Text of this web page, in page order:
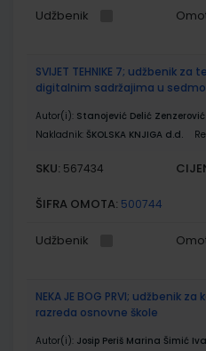
Udžbenik
SVIJET TEHNIKE 7; udžbenik
digitalnim sadržajima u
Autor(i): Stanojević Delić
Nakladnik: ŠKOLSKA KNJIGA d.d.
SKU: 567434
ŠIFRA OMOTA: 500744
Udžbenik
NEKA JE BOG PRVI; udžbenik
razreda osnovne škole
Autor(i): Josip Periš Marina Šimić